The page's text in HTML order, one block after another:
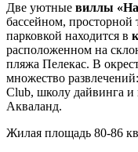
Две уютные виллы
бассейном,
парковкой находится в
расположенном на
пляжа Пелекас. В
множество
Club, школу дайвинга
Акваланд.
Жилая площадь 80-86